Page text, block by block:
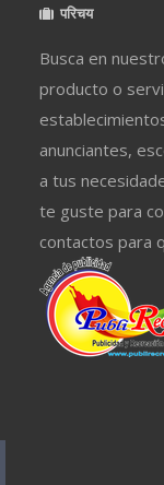
परिचय
Busca en
producto o
anunciantes,
a tus
te guste para
contactos para